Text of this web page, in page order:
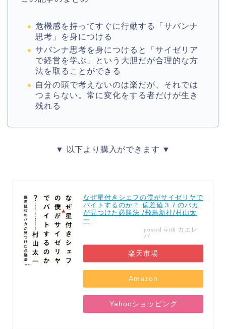
危機感を持ってすぐに行動する「サバンナ
思考」を身につける
サバンナ思考を身につけると「サイゼリア
で経営を学ぶ」という大胆だが合理的な方
法を取ることができる
自分の頭で考えないのは楽だが、それでは
つまらない。常に変化をする者だけが生き
残れる
▼ 以下より購入ができます ▼
なぜ星付きシェフの僕がサイゼリヤで
バイトするのか？ 偏差値３７のバカ
が見つけた必勝法 /飛鳥新社/村山太
一
posted with カエレ
バ
楽天市場
Amazon
Yahooショッピング